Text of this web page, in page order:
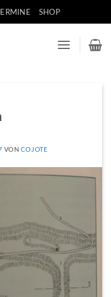
SHOP
VON COJOTE